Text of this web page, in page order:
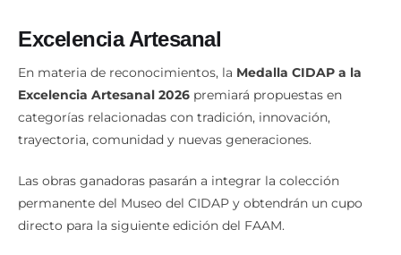
Excelencia Artesanal
En materia de reconocimientos, la Medalla CIDAP a la
Excelencia Artesanal 2026 premiará propuestas en
categorías relacionadas con tradición, innovación,
trayectoria, comunidad y nuevas generaciones.
Las obras ganadoras pasarán a integrar la colección
permanente del Museo del CIDAP y obtendrán un cupo
directo para la siguiente edición del FAAM.